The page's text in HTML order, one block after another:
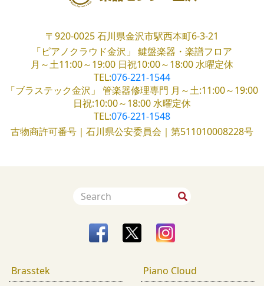
〒920-0025石川県金沢市駅西本町6-3-21
「ピアノクラウド金沢」 鍵盤楽器・楽譜フロア
月～土11:00～19:00 日祝10:00～18:00水曜定休
TEL:076-221-1544
「ブラステック金沢」 管楽器修理専門 月～土:11:00～19:00
日祝:10:00～18:00水曜定休
TEL:076-221-1548
古物商許可番号｜石川県公安委員会｜第511010008228号
Brasstek Piano Cloud